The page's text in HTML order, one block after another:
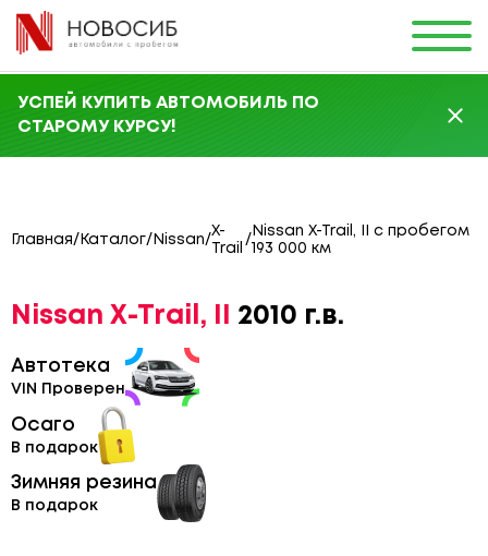
УСПЕЙ КУПИТЬ АВТОМОБИЛЬ ПО
СТАРОМУ КУРСУ!
Главная/ Каталог/ Nissan/
X-
Trail
/
Nissan X-Trail, II с пробегом
193 000 км
Nissan X-Trail, II 2010 г.в.
Автотека
VIN Проверен
Осаго
В подарок
Зимняя резина
В подарок